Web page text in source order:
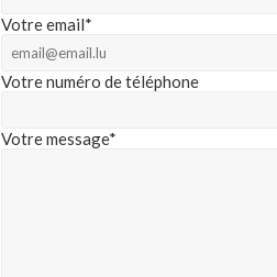
Votre email*
Votre numéro de téléphone
Votre message*